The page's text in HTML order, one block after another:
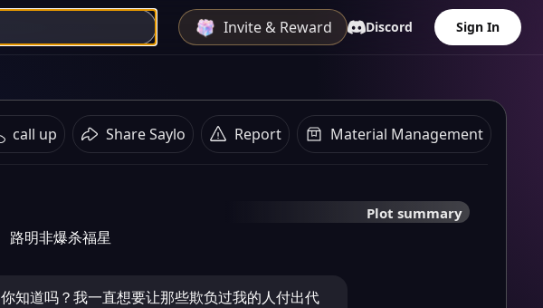
Invite & Reward Discord Sign In
call up Share Saylo Report Material Management
Plot summary
路明非爆杀福星
你知道吗？我一直想要让那些欺负过我的人付出代